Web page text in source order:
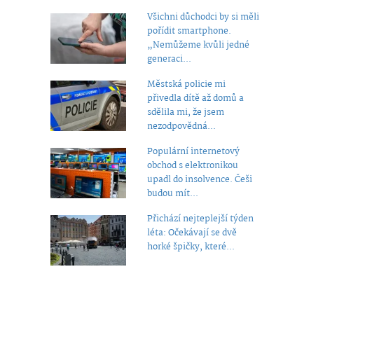
Všichni důchodci by si měli
pořídit smartphone.
„Nemůžeme kvůli jedné
generaci...
Městská policie mi
přivedla dítě až domů a
sdělila mi, že jsem
nezodpovědná...
Populární internetový
obchod s elektronikou
upadl do insolvence. Češi
budou mít...
Přichází nejteplejší týden
léta: Očekávají se dvě
horké špičky, které...